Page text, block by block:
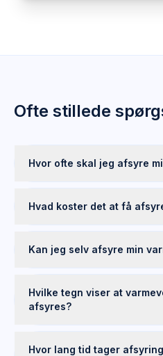
Ofte stillede
Hvor ofte skal jeg afsyre
Hvad koster det at få
Kan jeg selv afsyre min
Hvilke tegn viser at
afsyres?
Hvor lang tid tager